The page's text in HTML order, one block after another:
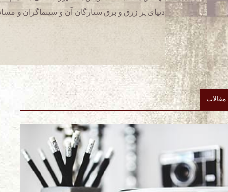
دنیای پر زرق و برق ستارگان آن و سینماگران و
مقالات